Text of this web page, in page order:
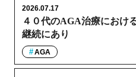
４０代のAGA治療におけ
継続にあり
2026.07.17
AGA